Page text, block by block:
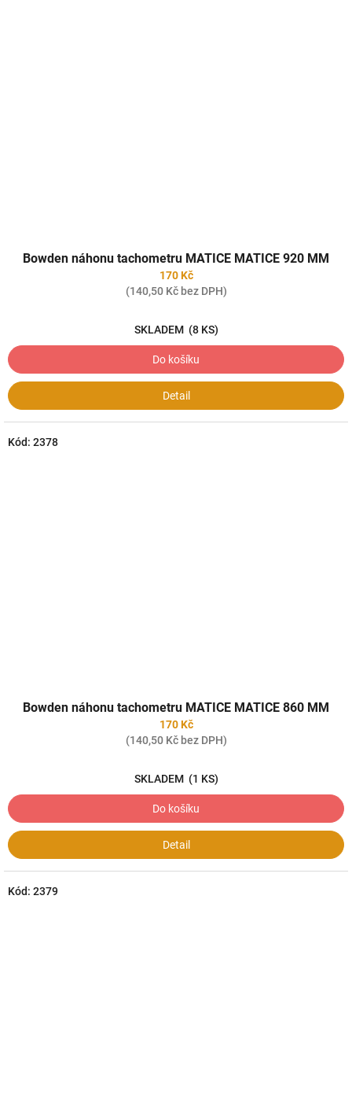
Bowden náhonu tachometru MATICE MATICE 920 MM
170 Kč
(140,50 Kč bez DPH)
SKLADEM (8 KS)
Do košíku
Detail
Bowden náhonu tachometru MATICE MATICE 860 MM
170 Kč
(140,50 Kč bez DPH)
SKLADEM (1 KS)
Do košíku
Detail
Kód: 2378
Kód: 2379